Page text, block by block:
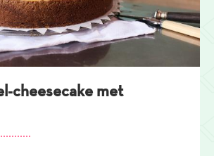
cheesecake met